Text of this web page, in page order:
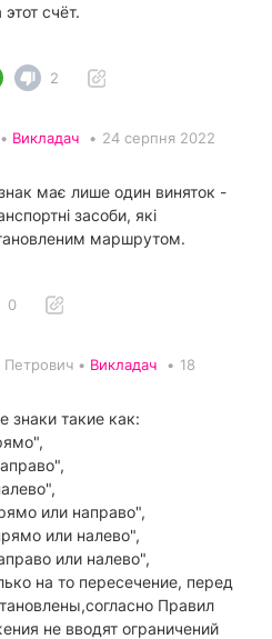
этот счёт.
2
Викладач • 24 серпня 2022
має лише один виняток -
засоби, які
маршрутом.
0
• Викладач • 18
такие как:
или направо",
или налево",
или налево",
на то пересечение, перед
Правил
не вводят ограничений